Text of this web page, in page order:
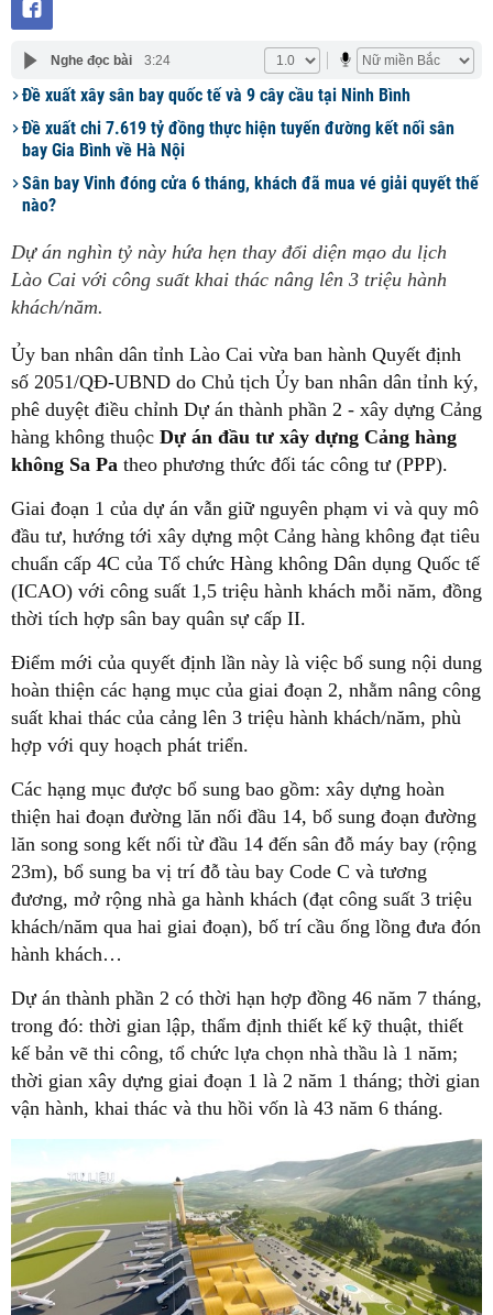
Nghe đọc bài 3:24
Đề xuất xây sân bay quốc tế và 9 cây cầu tại Ninh Bình
Đề xuất chi 7.619 tỷ đồng thực hiện tuyến đường kết nối sân
bay Gia Bình về Hà Nội
Sân bay Vinh đóng cửa 6 tháng, khách đã mua vé giải quyết thế
nào?
Dự án nghìn tỷ này hứa hẹn thay đổi diện mạo du lịch
Lào Cai với công suất khai thác nâng lên 3 triệu hành
khách/năm.
Ủy ban nhân dân tỉnh Lào Cai vừa ban hành Quyết định
số 2051/QĐ-UBND do Chủ tịch Ủy ban nhân dân tỉnh ký,
phê duyệt điều chỉnh Dự án thành phần 2 - xây dựng Cảng
hàng không thuộc Dự án đầu tư xây dựng Cảng hàng
không Sa Pa theo phương thức đối tác công tư (PPP).
Giai đoạn 1 của dự án vẫn giữ nguyên phạm vi và quy mô
đầu tư, hướng tới xây dựng một Cảng hàng không đạt tiêu
chuẩn cấp 4C của Tổ chức Hàng không Dân dụng Quốc tế
(ICAO) với công suất 1,5 triệu hành khách mỗi năm, đồng
thời tích hợp sân bay quân sự cấp II.
Điểm mới của quyết định lần này là việc bổ sung nội dung
hoàn thiện các hạng mục của giai đoạn 2, nhằm nâng công
suất khai thác của cảng lên 3 triệu hành khách/năm, phù
hợp với quy hoạch phát triển.
Các hạng mục được bổ sung bao gồm: xây dựng hoàn
thiện hai đoạn đường lăn nối đầu 14, bổ sung đoạn đường
lăn song song kết nối từ đầu 14 đến sân đỗ máy bay (rộng
23m), bổ sung ba vị trí đỗ tàu bay Code C và tương
đương, mở rộng nhà ga hành khách (đạt công suất 3 triệu
khách/năm qua hai giai đoạn), bố trí cầu ống lồng đưa đón
hành khách…
Dự án thành phần 2 có thời hạn hợp đồng 46 năm 7 tháng,
trong đó: thời gian lập, thẩm định thiết kế kỹ thuật, thiết
kế bản vẽ thi công, tổ chức lựa chọn nhà thầu là 1 năm;
thời gian xây dựng giai đoạn 1 là 2 năm 1 tháng; thời gian
vận hành, khai thác và thu hồi vốn là 43 năm 6 tháng.